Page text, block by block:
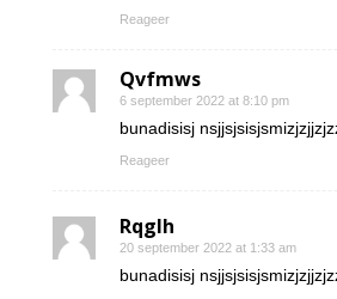
Reageer
Qvfmws
6 september 2022 at 8:10 pm
bunadisisj
Reageer
Rqglh
20 september 2022 at 1:33 am
bunadisisj